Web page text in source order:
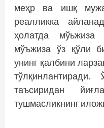
меҳр ва ишқ
реалликка
ҳолатда мўьжиза
мўъжиза ўз қўли
унинг қалбини
таъсиридан
тушмасликнинг